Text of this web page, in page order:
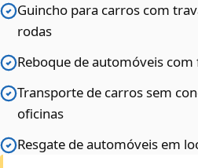
Guincho para carros com
rodas
Reboque de automóveis
Transporte de carros sem
oficinas
Resgate de automóveis em